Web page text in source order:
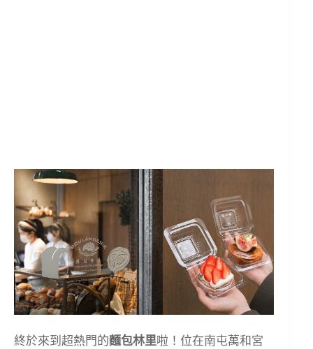
終於來到超熱門的麵包林里啦！位在南屯萬和宮